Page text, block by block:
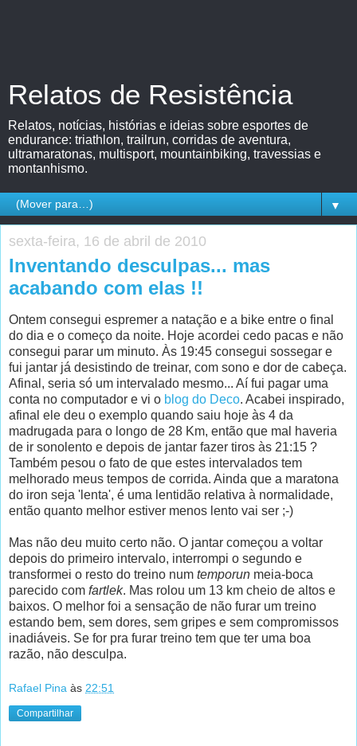
Relatos de Resistência
Relatos, notícias, histórias e ideias sobre esportes de
endurance: triathlon, trailrun, corridas de aventura,
ultramaratonas, multisport, mountainbiking, travessias e
montanhismo.
▼
sexta-feira, 16 de abril de 2010
Inventando desculpas... mas
acabando com elas !!
Ontem consegui espremer a natação e a bike entre o final
do dia e o começo da noite. Hoje acordei cedo pacas e não
consegui parar um minuto. Às 19:45 consegui sossegar e
fui jantar já desistindo de treinar, com sono e dor de cabeça.
Afinal, seria só um intervalado mesmo... Aí fui pagar uma
conta no computador e vi o blog do Deco. Acabei inspirado,
afinal ele deu o exemplo quando saiu hoje às 4 da
madrugada para o longo de 28 Km, então que mal haveria
de ir sonolento e depois de jantar fazer tiros às 21:15 ?
Também pesou o fato de que estes intervalados tem
melhorado meus tempos de corrida. Ainda que a maratona
do iron seja 'lenta', é uma lentidão relativa à normalidade,
então quanto melhor estiver menos lento vai ser ;-)
Mas não deu muito certo não. O jantar começou a voltar
depois do primeiro intervalo, interrompi o segundo e
transformei o resto do treino num temporun meia-boca
parecido com fartlek. Mas rolou um 13 km cheio de altos e
baixos. O melhor foi a sensação de não furar um treino
estando bem, sem dores, sem gripes e sem compromissos
inadiáveis. Se for pra furar treino tem que ter uma boa
razão, não desculpa.
Rafael Pina às 22:51
Compartilhar